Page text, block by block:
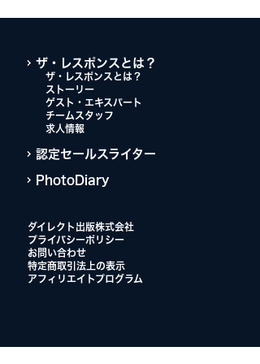
ザ・レスポンスとは？
ザ・レスポンスとは？
ストーリー
ゲスト・エキスパート
チームスタッフ
求人情報
認定セールスライター
PhotoDiary
ダイレクト出版株式会社
プライバシーポリシー
お問い合わせ
特定商取引法上の表示
アフィリエイトプログラム